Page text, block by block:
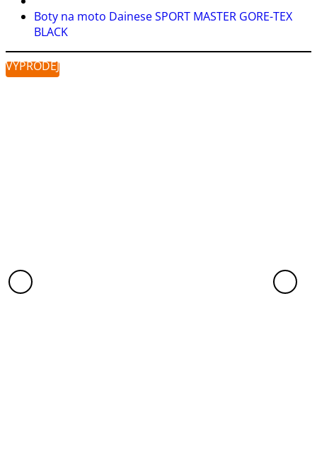
Boty na moto Dainese SPORT MASTER GORE-TEX
BLACK
VÝPRODEJ